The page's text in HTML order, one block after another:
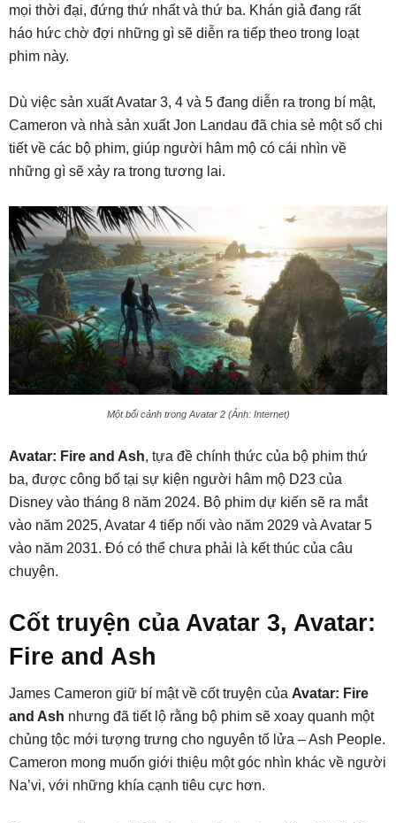
mọi thời đại, đứng thứ nhất và thứ ba. Khán giả đang rất
háo hức chờ đợi những gì sẽ diễn ra tiếp theo trong loạt
phim này.
Dù việc sản xuất Avatar 3, 4 và 5 đang diễn ra trong bí mật,
Cameron và nhà sản xuất Jon Landau đã chia sẻ một số chi
tiết về các bộ phim, giúp người hâm mộ có cái nhìn về
những gì sẽ xảy ra trong tương lai.
Một bối cảnh trong Avatar 2 (Ảnh: Internet)
Avatar: Fire and Ash, tựa đề chính thức của bộ phim thứ
ba, được công bố tại sự kiện người hâm mộ D23 của
Disney vào tháng 8 năm 2024. Bộ phim dự kiến sẽ ra mắt
vào năm 2025, Avatar 4 tiếp nối vào năm 2029 và Avatar 5
vào năm 2031. Đó có thể chưa phải là kết thúc của câu
chuyện.
Cốt truyện của Avatar 3, Avatar:
Fire and Ash
James Cameron giữ bí mật về cốt truyện của Avatar: Fire
and Ash nhưng đã tiết lộ rằng bộ phim sẽ xoay quanh một
chủng tộc mới tượng trưng cho nguyên tố lửa – Ash People.
Cameron mong muốn giới thiệu một góc nhìn khác về người
Na’vi, với những khía cạnh tiêu cực hơn.